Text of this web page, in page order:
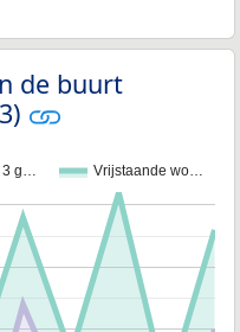
de buurt
3 g… Vrijstaande wo…